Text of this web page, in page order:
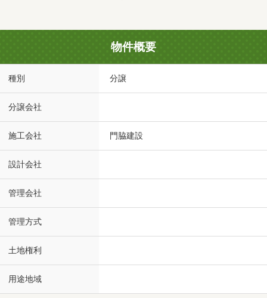
物件概要
種別 分譲
分譲会社
施工会社 門脇建設
設計会社
管理会社
管理方式
土地権利
用途地域